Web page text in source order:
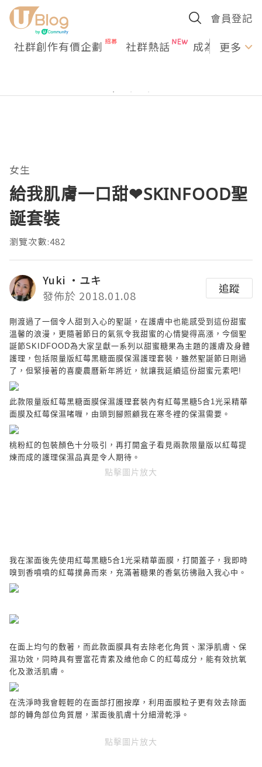
會員登記
社群創作有價企劃 社群熱話 成為U更多
女生
給我肌膚一口甜❤SKINFOOD聖
誕套裝
瀏覽次數:482
Yuki ‧ユキ
發佈於 2018.01.08
追蹤
剛渡過了一個令人甜到入心的聖誕，在護膚中也能感受到這份甜蜜
溫馨的浪漫，更隨著節日的氣氛令我甜蜜的心情變得高漲，今個聖
誕節SKIDFOOD為大家呈獻一系列以甜蜜糖果為主題的護膚及身體
護理，包括限量版紅莓黑糖面膜保濕護理套裝，雖然聖誕節日剛過
了，但緊接著的喜慶農曆新年將近，就讓我延續這份甜蜜元素吧!
此款限量版紅莓黑糖面膜保濕護理套裝內有紅莓黑糖5合1光采精華
面膜及紅莓保濕啫喱，由頭到腳照顧我在寒冬裡的保濕需要。
桃粉紅的包裝顏色十分吸引，再打開盒子看見兩款限量版以紅莓提
煉而成的護理保濕品真是令人期待。
點擊圖片放大
我在潔面後先使用紅莓黑糖5合1 光采精華面膜，打開蓋子，我即時
嗅到香噴噴的紅莓撲鼻而來，充滿著糖果的香氣彷彿融入我心中。
在面上均勻的敷著，而此款面膜具有去除老化角質、潔淨肌膚、保
濕功效，同時具有豐富花青素及維他命Ｃ的紅莓成分，能有效抗氧
化及激活肌膚。
在洗淨時我會輕輕的在面部打圈按摩，利用面膜粒子更有效去除面
部的轉角部位角質層，潔面後肌膚十分細滑乾淨。
點擊圖片放大